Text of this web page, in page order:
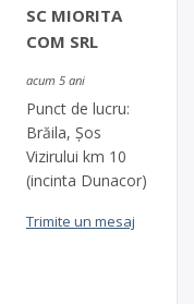
SC MIORITA
COM SRL
acum 5 ani
Punct de lucru:
Brăila, Şos
Vizirului km 10
(incinta Dunacor)
Trimite un mesaj